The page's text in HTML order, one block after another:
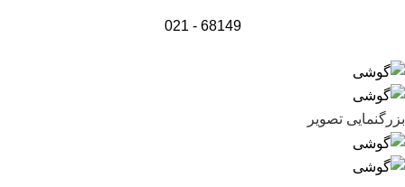
68149 - 021
بزرگنمایی تصویر